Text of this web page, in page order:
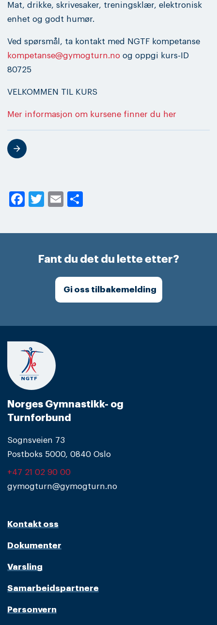
Mat, drikke, skrivesaker, treningsklær, elektronisk
enhet og godt humør.
Ved spørsmål, ta kontakt med NGTF kompetanse
kompetanse@gymogturn.no og oppgi kurs-ID
80725
VELKOMMEN TIL KURS
Mer informasjon om kursene finner du her
Facebook
Twitter
Email
Fant du det du lette etter?
Gi oss tilbakemelding
Norges Gymnastikk- og
Turnforbund
Sognsveien 73
Postboks 5000, 0840 Oslo
+47 21 02 90 00
gymogturn@gymogturn.no
Kontakt oss
Dokumenter
Varsling
Samarbeidspartnere
Personvern